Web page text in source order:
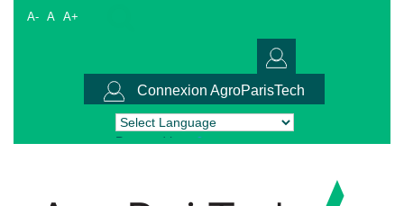
A- A A+
Connexion AgroParisTech
Powered by Translate